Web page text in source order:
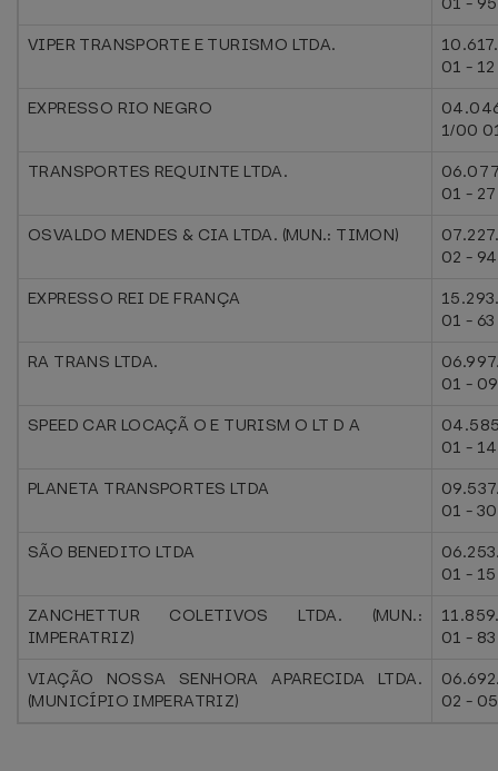
VIPER TRANSPORTE E TURISMO LTDA.
01 - 12
EXPRESSO RIO NEGRO
1/00
TRANSPORTES REQUINTE LTDA.
01 - 27
OSVALDO MENDES & CIA LTDA. (MUN.: TIMON)
02 - 94
EXPRESSO REI DE FRANÇA
01 - 63
RA TRANS LTDA.
01 - 09
SPEED CAR LOCAÇÃ O E TURISM O LT D A
01 - 14
PLANETA TRANSPORTES LTDA
01 - 30
SÃO BENEDITO LTDA
01 - 15
ZANCHETTUR COLETIVOS LTDA. (MUN.:
IMPERATRIZ)
01 - 83
VIAÇÃO NOSSA SENHORA APARECIDA LTDA.
(MUNICÍPIO IMPERATRIZ)
02 - 05